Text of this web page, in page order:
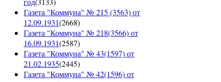
Газета "Коммуна" № 215 (3563) от
12.09.1931(2668)
Газета "Коммуна" № 218(3566) от
16.09.1931(2587)
Газета "Коммуна" № 43(1597) от
21.02.1935(2445)
Газета "Коммуна" № 42(1596) от